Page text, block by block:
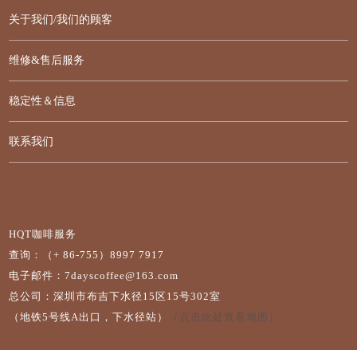
关于我们/我们的顾客
维修&售后服务
稳定性＆信息
联系我们
HQT咖啡服务
查询：（+ 86-755）8997 7917
电子邮件：7dayscoffee@163.com
总公司：深圳市布吉下水径15区15号302室
（地铁5号线A出口，下水径站）
（点击此处查看地图）